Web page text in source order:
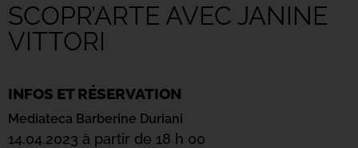
SCOPR’ARTE AVEC JANINE
VITTORI
INFOS ET RÉSERVATION
Mediateca Barberine Duriani
14.04.2023 à partir de 18 h 00